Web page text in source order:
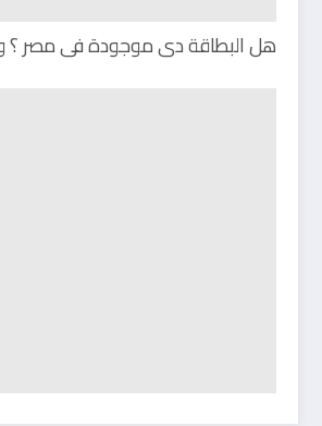
هل البطاقة دى موجودة فى مصر ؟